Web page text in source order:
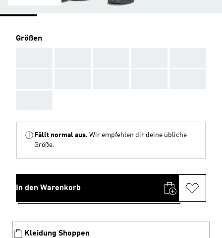
Größen
Fällt normal aus. Wir empfehlen dir deine übliche
Größe.
In den Warenkorb
Kleidung Shoppen